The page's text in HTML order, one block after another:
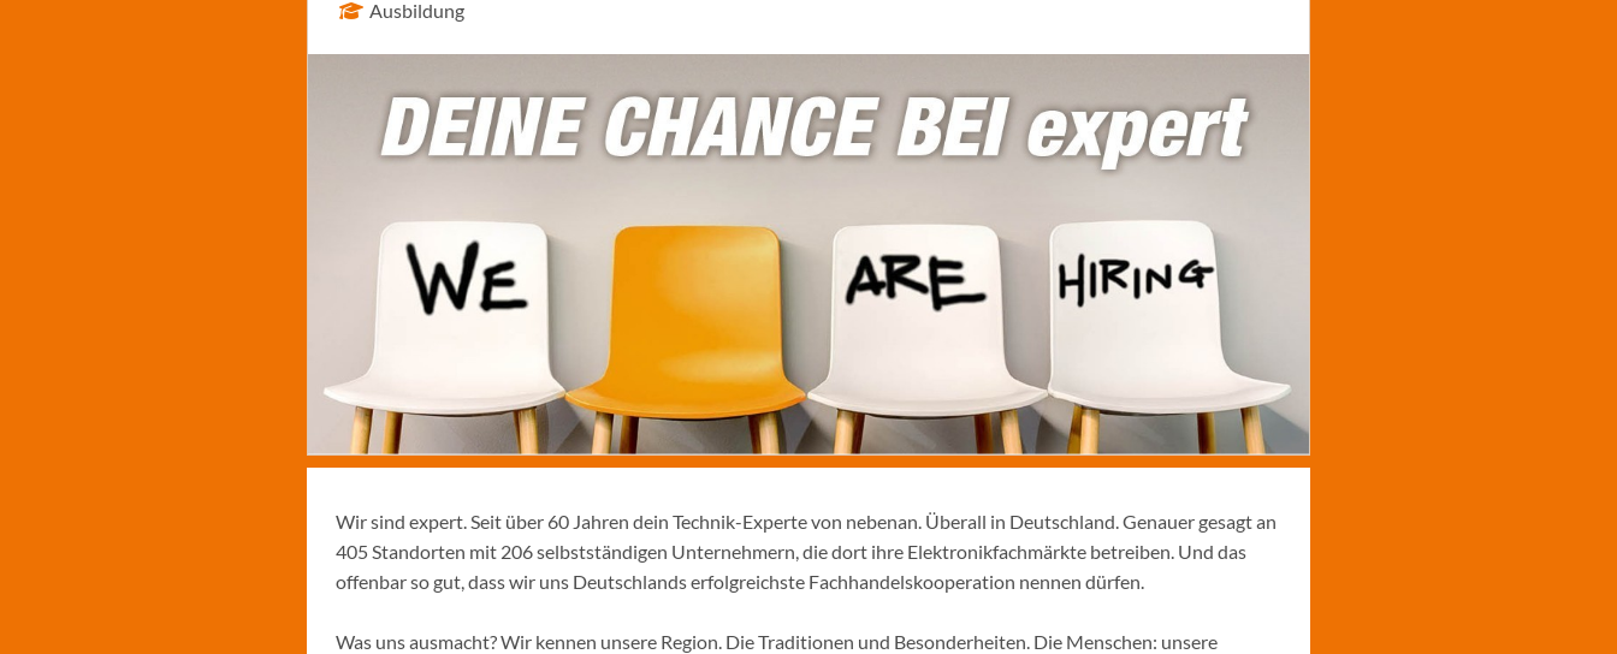
Ausbildung
Wir sind expert. Seit über 60 Jahren dein Technik-Experte von nebenan. Überall in Deutschland. Genauer gesagt an
405 Standorten mit 206 selbstständigen Unternehmern, die dort ihre Elektronikfachmärkte betreiben. Und das
offenbar so gut, dass wir uns Deutschlands erfolgreichste Fachhandelskooperation nennen dürfen.
Was uns ausmacht? Wir kennen unsere Region. Die Traditionen und Besonderheiten. Die Menschen: unsere